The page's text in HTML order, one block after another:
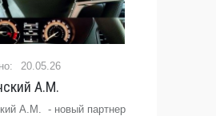
20.05.26
А.М.
А.М. - новый партнер